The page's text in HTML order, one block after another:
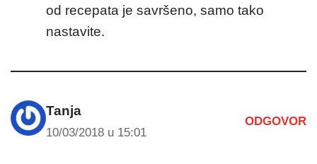
od recepata je savršeno, samo tako
nastavite.
Tanja
10/03/2018 u 15:01
ODGOVOR